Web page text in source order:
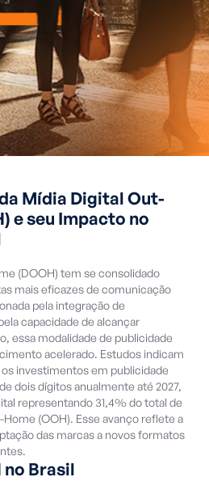
Mídia Digital Out-
e seu Impacto no
(DOOH) tem se consolidado
mais eficazes de comunicação
pela integração de
capacidade de alcançar
essa modalidade de publicidade
acelerado. Estudos indicam
investimentos em publicidade
dois dígitos anualmente até 2027,
representando 31,4% do total de
(OOH). Esse avanço reflete a
das marcas a novos formatos
no Brasil